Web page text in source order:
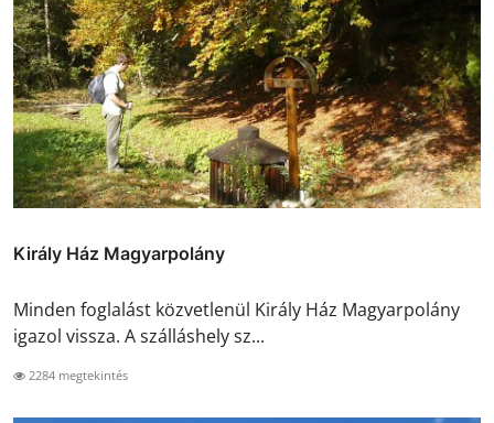
Király Ház Magyarpolány
Minden foglalást közvetlenül Király Ház Magyarpolány
igazol vissza. A szálláshely sz...
2284 megtekintés